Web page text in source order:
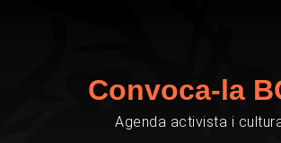
Convoca-la
Agenda activista i